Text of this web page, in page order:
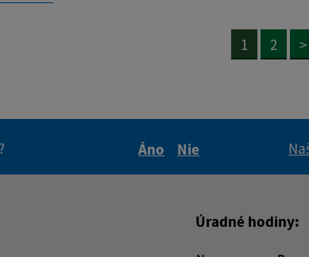
1 2 >
Áno
Nie
Úradné hodiny: